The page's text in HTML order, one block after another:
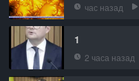
час назад
1
2 часа назад